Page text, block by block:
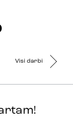
Visi darbi